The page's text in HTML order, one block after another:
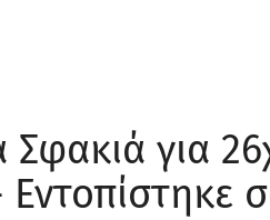
Σφακιά για
Εντοπίστηκε